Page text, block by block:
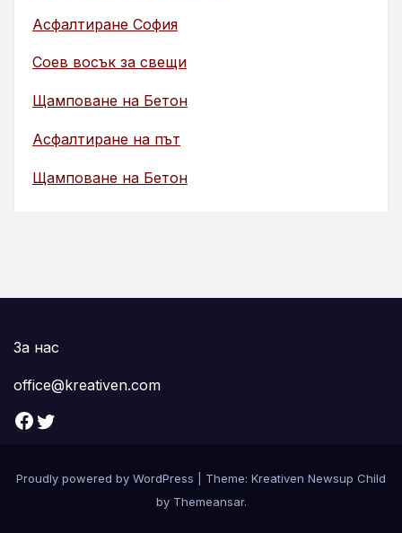
Асфалтиране София
Соев восък за свещи
Щамповане на Бетон
Асфалтиране на път
Щамповане на Бетон
За нас
office@kreativen.com
Facebook Twitter
Proudly powered by WordPress
Theme: Kreativen Newsup Child
by Themeansar.